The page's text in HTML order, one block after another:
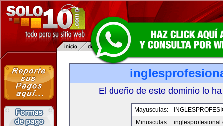
El dueño de este dominio lo
Mayusculas:
Minusculas: